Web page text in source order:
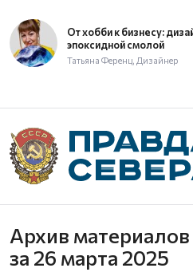
От хобби к бизнесу:
эпоксидной смолой
Татьяна Ференц, Дизайнер
Архив материалов
за 26 марта 2025